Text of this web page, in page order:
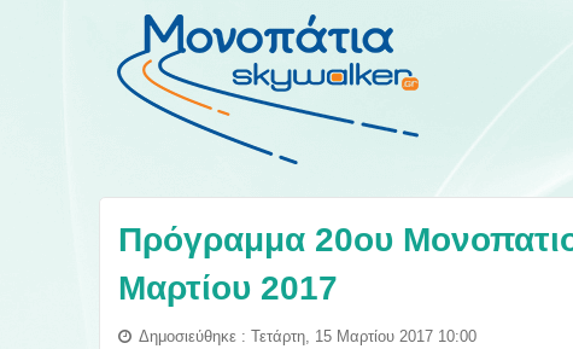
Πρόγραμμα 20ου
Μαρτίου 2017
Δημοσιεύθηκε : Τετάρτη, 15 Μαρτίου 2017 10:00